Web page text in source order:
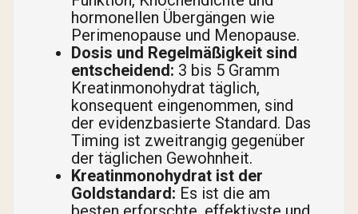
hormonellen Übergängen wie
Perimenopause und Menopause.
Dosis und Regelmäßigkeit sind
entscheidend: 3 bis 5 Gramm
Kreatinmonohydrat täglich,
konsequent eingenommen, sind
der evidenzbasierte Standard. Das
Timing ist zweitrangig gegenüber
der täglichen Gewohnheit.
Kreatinmonohydrat ist der
Goldstandard: Es ist die am